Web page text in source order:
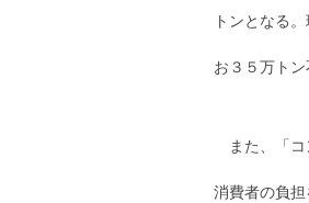
トンとなる
お３５万トン
また、「コ
消費者の負